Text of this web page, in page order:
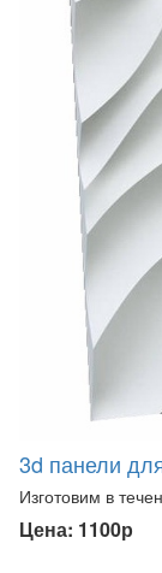
3d панели
Изготовим в
Цена: 1100р